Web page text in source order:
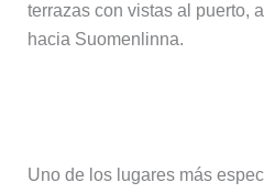
terrazas con vistas al puerto,
hacia Suomenlinna.
Uno de los lugares más